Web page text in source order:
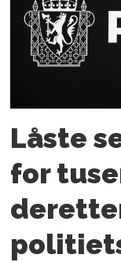
Låste
for